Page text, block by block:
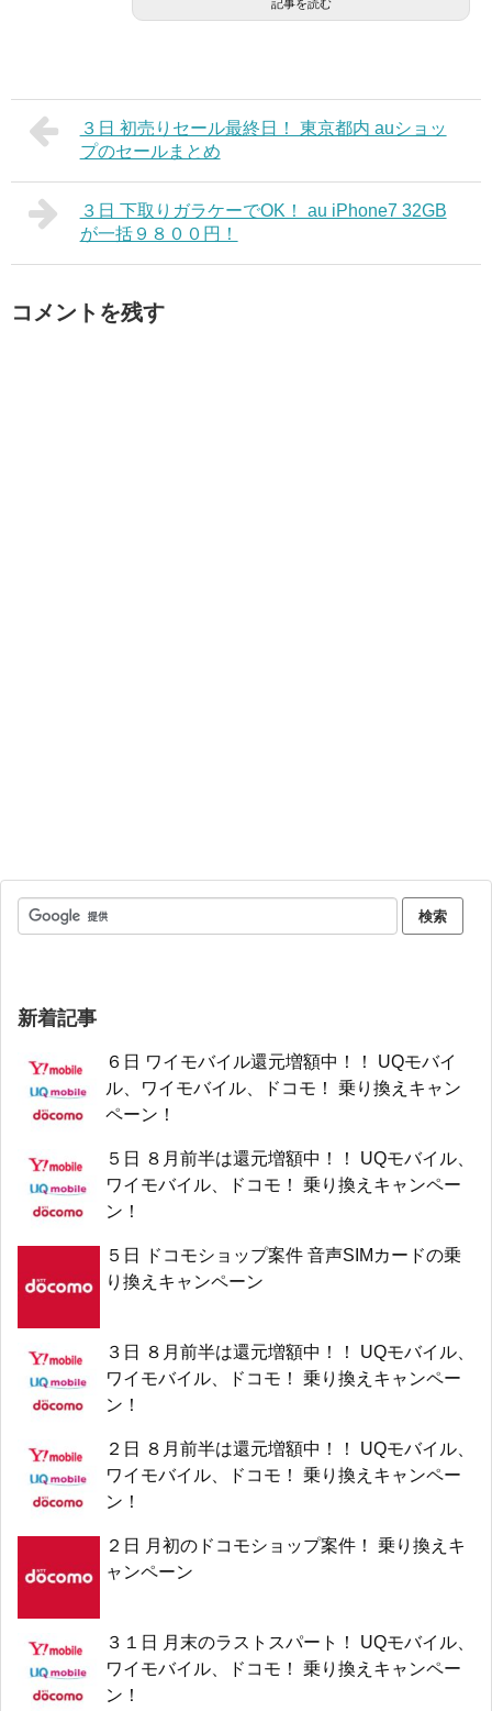
記事を読む
３日 初売りセール最終日！ 東京都内 auショッ
プのセールまとめ
３日 下取りガラケーでOK！ au iPhone7 32GB
が一括９８００円！
コメントを残す
新着記事
６日 ワイモバイル還元増額中！！ UQモバイ
ル、ワイモバイル、ドコモ！ 乗り換えキャン
ペーン！
５日 ８月前半は還元増額中！！ UQモバイル、
ワイモバイル、ドコモ！ 乗り換えキャンペー
ン！
５日 ドコモショップ案件 音声SIMカードの乗
り換えキャンペーン
３日 ８月前半は還元増額中！！ UQモバイル、
ワイモバイル、ドコモ！ 乗り換えキャンペー
ン！
２日 ８月前半は還元増額中！！ UQモバイル、
ワイモバイル、ドコモ！ 乗り換えキャンペー
ン！
２日 月初のドコモショップ案件！ 乗り換えキ
ャンペーン
３１日 月末のラストスパート！ UQモバイル、
ワイモバイル、ドコモ！ 乗り換えキャンペー
ン！